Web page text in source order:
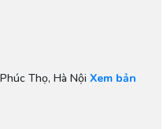
Thọ, Hà Nội Xem bản